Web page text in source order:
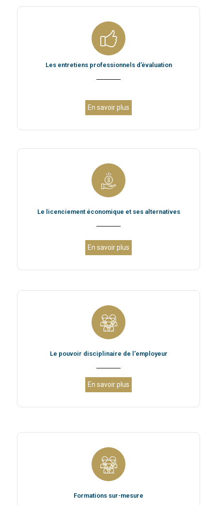
Les entretiens professionnels d’évaluation
En savoir plus
Le licenciement économique et ses alternatives
En savoir plus
Le pouvoir disciplinaire de l'employeur
En savoir plus
Formations sur-mesure